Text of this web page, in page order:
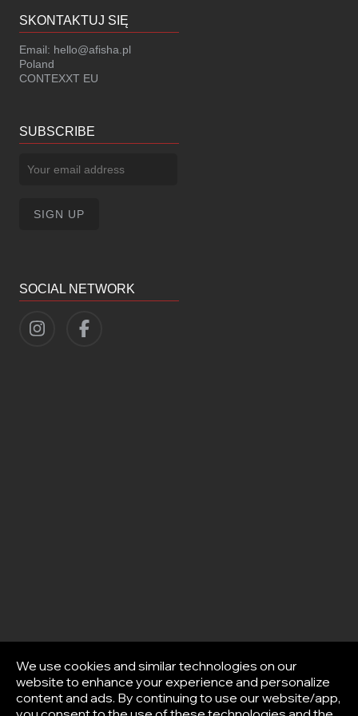
SKONTAKTUJ SIĘ
Email: hello@afisha.pl
Poland
CONTEXXT EU
SUBSCRIBE
SOCIAL NETWORK
We use cookies and similar technologies on our
website to enhance your experience and personalize
content and ads. By continuing to use our website/app,